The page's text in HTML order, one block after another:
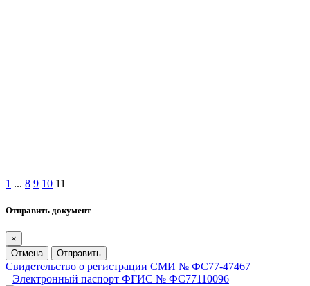
1 ... 8 9 10 11
Отправить документ
×
Отмена
Отправить
Свидетельство о регистрации СМИ № ФС77-47467
Электронный паспорт ФГИС № ФС77110096